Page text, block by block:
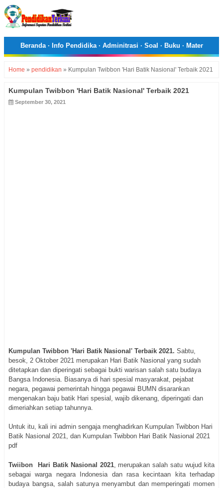
Beranda· Info Pendidika· Adminitrasi · Soal · Buku · Mater
Home » pendidikan » Kumpulan Twibbon 'Hari Batik Nasional' Terbaik 2021
Kumpulan Twibbon 'Hari Batik Nasional' Terbaik 2021
September 30, 2021
Kumpulan Twibbon 'Hari Batik Nasional' Terbaik 2021. Sabtu,
besok, 2 Oktober 2021 merupakan Hari Batik Nasional yang sudah
ditetapkan dan diperingati sebagai bukti warisan salah satu budaya
Bangsa Indonesia. Biasanya di hari spesial masyarakat, pejabat
negara, pegawai pemerintah hingga pegawai BUMN disarankan
mengenakan baju batik Hari spesial, wajib dikenang, diperingati dan
dimeriahkan setiap tahunnya.
Untuk itu, kali ini admin sengaja menghadirkan Kumpulan Twibbon Hari
Batik Nasional 2021, dan Kumpulan Twibbon Hari Batik Nasional 2021
pdf
Twiibon Hari Batik Nasional 2021, merupakan salah satu wujud kita
sebagai warga negara Indonesia dan rasa kecintaan kita terhadap
budaya bangsa, salah satunya menyambut dan memperingati momen